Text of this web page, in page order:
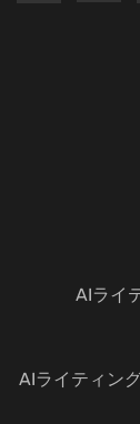
AIライ
AIライティン